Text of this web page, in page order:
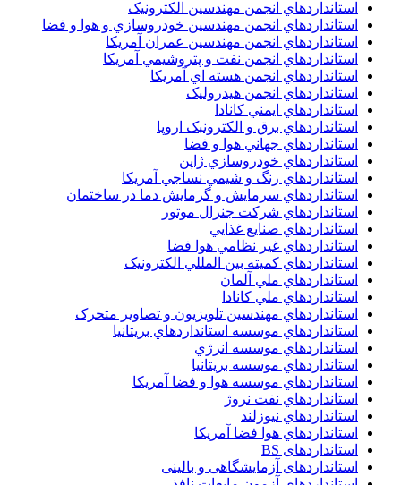
استانداردهاي انجمن مهندسين الکترونيک
استانداردهاي انجمن مهندسين خودروسازي و هوا و فضا
استانداردهاي انجمن مهندسين عمران آمريکا
استانداردهاي انجمن نفت و پتروشيمي آمريکا
استانداردهاي انجمن هسته اي آمريکا
استانداردهاي انجمن هيدروليک
استانداردهاي ايمني کانادا
استانداردهاي برق و الکترونبک اروپا
استانداردهاي جهاني هوا و فضا
استانداردهاي خودروسازي ژاپن
استانداردهاي رنگ و شيمي نساجي آمريکا
استانداردهاي سرمايش و گرمايش دما در ساختمان
استانداردهاي شرکت جنرال موتور
استانداردهاي صنايع غذايي
استانداردهاي غير نظامي هوا فضا
استانداردهاي کميته بين المللي الکترونيک
استانداردهاي ملي آلمان
استانداردهاي ملي کانادا
استانداردهاي مهندسين تلويزيون و تصاوير متحرک
استانداردهاي موسسه استانداردهاي بريتانيا
استانداردهاي موسسه انرژي
استانداردهاي موسسه بريتانيا
استانداردهاي موسسه هوا و فضا آمريکا
استانداردهاي نفت نروژ
استانداردهاي نيوزلند
استانداردهاي هوا فضا آمريکا
استانداردهای BS
استانداردهای آزمایشگاهی و بالینی